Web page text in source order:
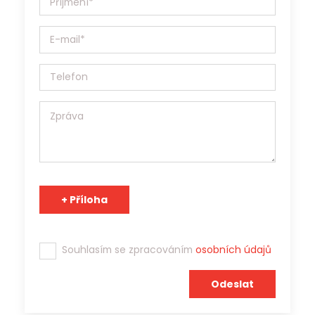
údajů 110/2019 Sb. a v souladu s Obecným nařízením o
ochraně osobních údajů (EU) 2016/679, a to výhradně za
účelem prezentace potenciálním zaměstnavatelům a
agentura s platným povolením Generálního ředitelství
Úřadu práce ČR a osobní údaje může v souladu s účelem
Souhlasím se zpracováním osobních údajů